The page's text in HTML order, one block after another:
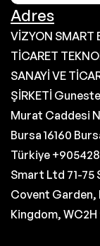
Adres
VİZYON SMART
TİCARET
SANAYİ VE
ŞİRKETİ
Murat Caddesi
Bursa 16160
Türkiye
Smart Ltd 71-75
Covent Garden,
Kingdom,